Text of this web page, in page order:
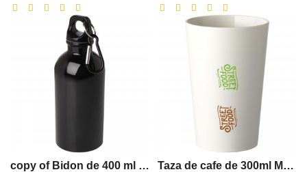
descuento
descuento
copy of Bidon de 400 ml de acero inoxidable con certificado RCS con mosqueton Oregon Taza de cafe de 300ml Mepal Pro